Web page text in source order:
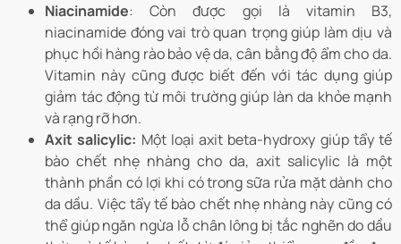
Niacinamide: Còn được gọi là vitamin B3,
niacinamide đóng vai trò quan trọng giúp làm dịu và
phục hồi hàng rào bảo vệ da, cân bằng độ ẩm cho da.
Vitamin này cũng được biết đến với tác dụng giúp
giảm tác động từ môi trường giúp làn da khỏe mạnh
và rạng rỡ hơn.
Axit salicylic: Một loại axit beta-hydroxy giúp tẩy tế
bào chết nhẹ nhàng cho da, axit salicylic là một
thành phần có lợi khi có trong sữa rửa mặt dành cho
da dầu. Việc tẩy tế bào chết nhẹ nhàng này cũng có
thể giúp ngăn ngừa lỗ chân lông bị tắc nghẽn do dầu